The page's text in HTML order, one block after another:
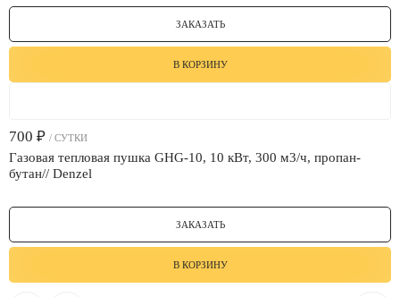
ЗАКАЗАТЬ
В КОРЗИНУ
700 ₽ / СУТКИ
Газовая тепловая пушка GHG-10, 10 кВт, 300 м3/ч, пропан-
бутан// Denzel
ЗАКАЗАТЬ
В КОРЗИНУ